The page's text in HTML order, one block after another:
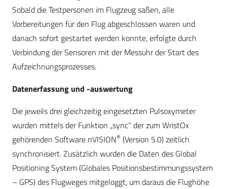
Sobald die Testpersonen im Flugzeug saßen, alle
Vorbereitungen für den Flug abgeschlossen waren und
danach sofort gestartet werden konnte, erfolgte durch
Verbindung der Sensoren mit der Messuhr der Start des
Aufzeichnungsprozesses.
Datenerfassung und -auswertung
Die jeweils drei gleichzeitig eingesetzten Pulsoxymeter
wurden mittels der Funktion „sync“ der zum WristOx
gehörenden Software nVISION® (Version 5.0) zeitlich
synchronisiert. Zusätzlich wurden die Daten des Global
Positioning System (Globales Positionsbestimmungssystem
– GPS) des Flugweges mitgeloggt, um daraus die Flughöhe